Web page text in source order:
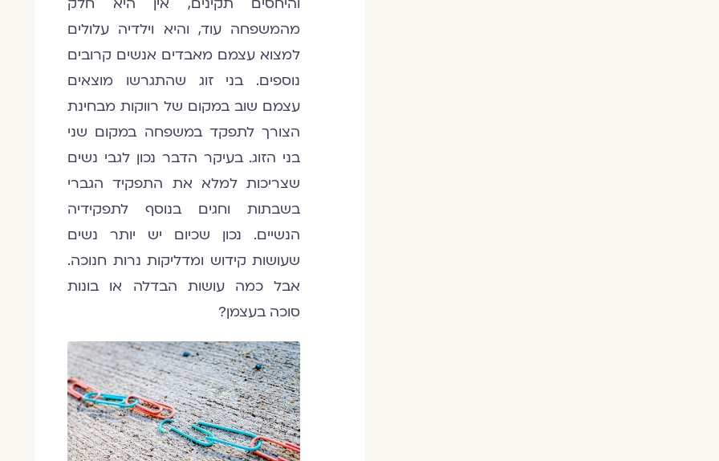
מהמשפחה עוד, והיא וילדיה עלולים
למצוא עצמם מאבדים אנשים קרובים
נוספים. בני זוג שהתגרשו מוצאים
עצמם שוב במקום של רווקות מבחינת
הצורך לתפקד במשפחה במקום שני
בני הזוג. בעיקר הדבר נכון לגבי נשים
שצריכות למלא את התפקיד הגברי
בשבתות וחגים בנוסף לתפקידיה
הנשיים. נכון שכיום יש יותר נשים
שעושות קידוש ומדליקות נרות חנוכה.
אבל כמה עושות הבדלה או בונות
סוכה בעצמן?